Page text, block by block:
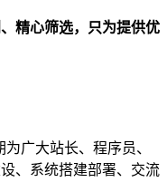
精心筛选，只为提供优
广大站长、程序员、
、系统搭建部署、交流